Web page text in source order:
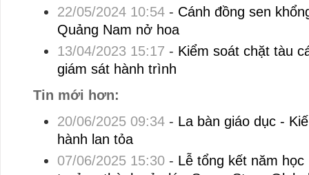
22/05/2024 10:54- Cánh đồng sen
Quảng Nam nở hoa
13/04/2023 15:17 - Kiểm soát chặt tàu
giám sát hành trình
Tin mới hơn:
20/06/2025 09:34- La bàn giáo dục -
hành lan tỏa
07/06/2025 15:30- Lễ tổng kết năm